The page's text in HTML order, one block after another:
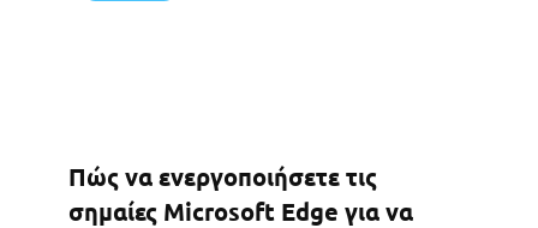
Πώς να ενεργοποιήσετε τις
σημαίες Microsoft Edge για να